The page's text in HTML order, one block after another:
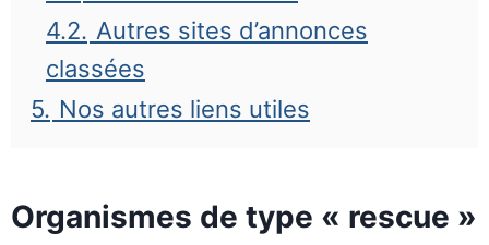
4.2. Autres sites d’annonces
classées
5. Nos autres liens utiles
Organismes de type « rescue »